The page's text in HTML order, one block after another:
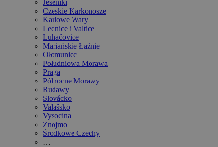
Jeseniki
Czeskie Karkonosze
Karlowe Wary
Lednice i Valtice
Luhačovice
Mariańskie Łaźnie
Ołomuniec
Południowa Morawa
Praga
Północne Morawy
Rudawy
Slovácko
Valašsko
Vysocina
Znojmo
Środkowe Czechy
…